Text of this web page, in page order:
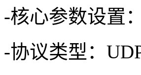
-核心参数设置：
-协议类型：